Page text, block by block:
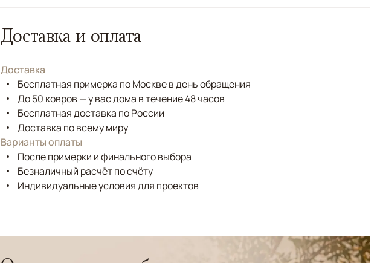
Доставка и оплата
Доставка
Бесплатная примерка по Москве в день обращения
До 50 ковров — у вас дома в течение 48 часов
Бесплатная доставка по России
Доставка по всему миру
Варианты оплаты
После примерки и финального выбора
Безналичный расчёт по счёту
Индивидуальные условия для проектов